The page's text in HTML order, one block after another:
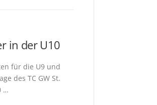
in der U10
für die U9 und
des TC GW St.
…